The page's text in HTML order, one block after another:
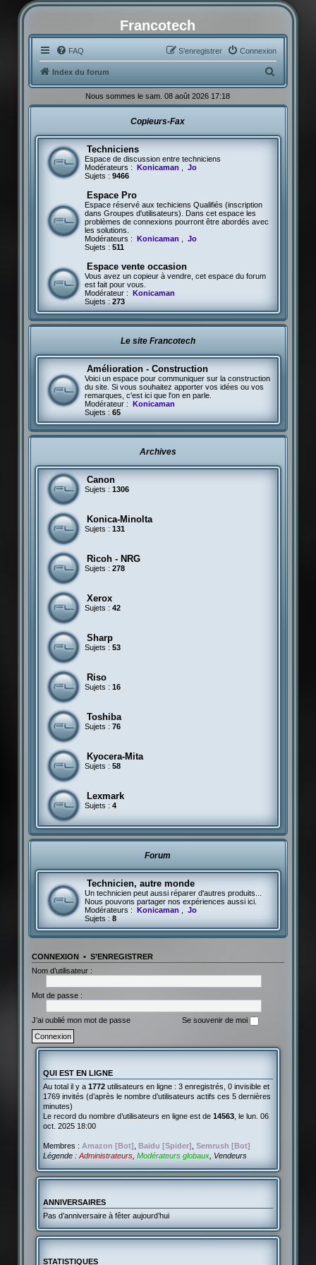
Francotech
FAQ Connexion
S’enregistrer
Index du forum
e
c
e
Nous sommes le sam. 08 août 2026 17:18
Copieurs-Fax
Techniciens
Espace de discussion entre techniciens
Modérateurs :
Konicaman , Jo
Sujets : 9466
Espace Pro
Espace réservé aux techiciens Qualifiés (inscription
dans Groupes d'utilisateurs). Dans cet espace les
problèmes de connexions pourront être abordés avec
les solutions.
Modérateurs :
Konicaman , Jo
Sujets : 511
Espace vente occasion
Vous avez un copieur à vendre, cet espace du forum
est fait pour vous.
Modérateur :
Konicaman
Sujets : 273
Le site Francotech
Amélioration - Construction
Voici un espace pour communiquer sur la construction
du site. Si vous souhaitez apporter vos idées ou vos
remarques, c'est ici que l'on en parle.
Modérateur :
Konicaman
Sujets : 65
Archives
Canon
Sujets : 1306
Konica-Minolta
Sujets : 131
Ricoh - NRG
Sujets : 278
Xerox
Sujets : 42
Sharp
Sujets : 53
Riso
Sujets : 16
Toshiba
Sujets : 76
Kyocera-Mita
Sujets : 58
Lexmark
Sujets : 4
Forum
Technicien, autre monde
Un technicien peut aussi réparer d'autres produits...
Nous pouvons partager nos expériences aussi ici.
Modérateurs :
Konicaman , Jo
Sujets : 8
CONNEXION • S’ENREGISTRER
Nom d’utilisateur :
Mot de passe :
J’ai oublié mon mot de passe Se souvenir de moi
QUI EST EN LIGNE
Au total il y a 1772utilisateurs en ligne : 3 enregistrés, 0 invisible et
1769 invités (d’après le nombre d’utilisateurs actifs ces 5 dernières
minutes)
Le record du nombre d’utilisateurs en ligne est de 14563, le lun. 06
oct. 2025 18:00
Membres : Amazon [Bot] Baidu [Spider] Semrush [Bot]
Légende : Administrateurs, Modérateurs globaux, Vendeurs
ANNIVERSAIRES
Pas d’anniversaire à fêter aujourd’hui
STATISTIQUES